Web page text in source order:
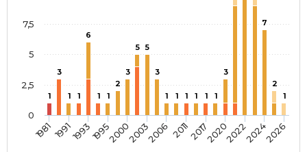
1
3
1 1
6
1 1
2
3
5 5
3
1 1 1 1 1 1
3
7
2
1
1981199119931995200020032006 201120172020202220242026
0
2,5
5
7,5